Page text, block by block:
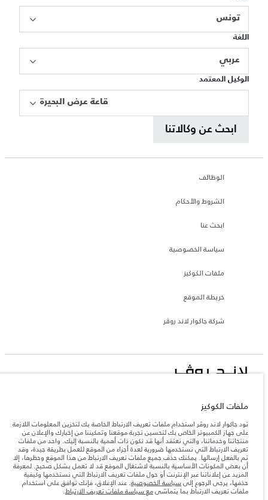
تونس
اللغة
عربي
الوكيل المعتمد
قاعة عرض البحيرة
ابحث عن وكالاتنا
الوظائف
الشروط والأحكام
ابحث عنا
سياسة الخصوصية
ملفات الكوكيز
خريطة الموقع
شركة جاكوار لاند روڤر
تونس, ألفا انترناسيونال تونس
تعكس الأوزان المذكورة مواصفات السيارة القياسية. سوف تؤثر الإكسسوارات وغيرها من
العناصر المثبتة بعد نقطة التصنيع في الحمولة. تأكد من عدم تجاوز الوزن الإجمالي للسيارة
والحد الأقصى لأحمال المحور عند تحميل السيارة بالإكسسوارات والركاب والسوائل والوقود
والحمولة.
المعلومات والمواصفات والأسعار والألوان المذكورة على هذا الموقع قد تختلف من بلد إلى
آخر، كما أنّها قد تتغير بدون إشعار مسبق. الرجاء التواصل مع وكيلنا المحلي للتأكد من توفّرها
والتحقق من الأسعار.
ملفات الكوكيز
تود جاكوار لاند روڤر استخدام ملفات تعريف الارتباط الخاصة بك لتخزين المعلومات اللازمة
على جهاز الكمبيوتر الخاص بك لتحسين تجربة موقعنا وتمكيننا من إخبارك والإعلان عن
منتجاتنا وخدماتنا، والتي نعتقد أنها قد تكون ذات أهمية بالنسبة إليك. واحد من ملفات
تعريف الارتباط التي نستخدمها ضرورية لعدة أجزاء من الموقع للعمل بطريقة جيدة، وقد
تم بالفعل إرسالها. يمكنك حذف جميع ملفات تعريف الارتباط من هذا الموقع وحظرها، إلا
أن بعض المكونات الأساسية بالنسبة لاشتغال الموقع قد لا تعمل بشكل صحيح. لمعرفة
المزيد عن إعلاناتنا عبر الإنترنت أو حول ملفات تعريف الارتباط التي نستخدمها وكيفية
حذفها، يرجى الرجوع إلى سياسة الخصوصية. عند الإغلاق، فإنك توافق على استخدام
ملفات تعريف الارتباط بما يتماشىمع سياسة ملفات تعريف الارتباط.